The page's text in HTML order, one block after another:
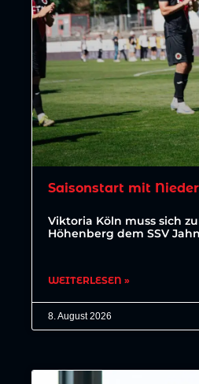
Saisonstart mit
Viktoria Köln muss sich
Höhenberg dem SSV
WEITERLESEN »
8. August 2026